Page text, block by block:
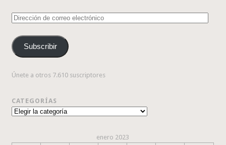
Dirección
correo
electrónico
Subscribir
Únete a otros 7.610 suscriptores
CATEGORÍAS
Categorías
enero 2023